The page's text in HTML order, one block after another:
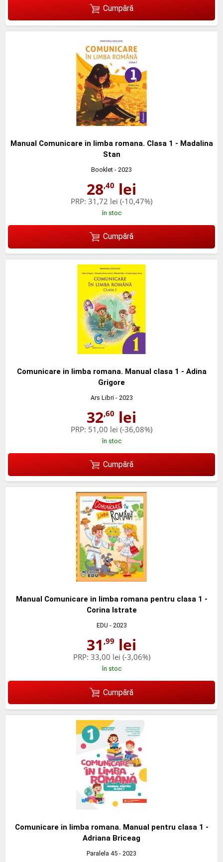
Cumpără
Manual Comunicare in limba romana. Clasa 1 - Madalina
Stan
Booklet - 2023
28,40 lei
PRP: 31,72 lei (-10,47%)
în stoc
Cumpără
Comunicare in limba romana. Manual clasa 1 - Adina
Grigore
Ars Libri- 2023
32,60 lei
PRP: 51,00 lei (-36,08%)
în stoc
Cumpără
Manual Comunicare in limba romana pentru clasa 1 -
Corina Istrate
EDU - 2023
31 ,99 lei
PRP: 33,00 lei (-3,06%)
în stoc
Cumpără
Comunicare in limba romana. Manual pentru clasa 1 -
Adriana Briceag
Paralela 45 - 2023